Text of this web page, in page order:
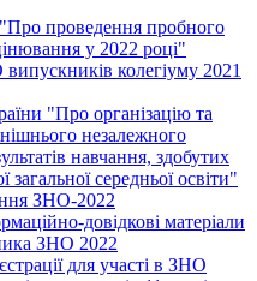
проведення пробного
у 2022 році"
колегіуму 2021
"Про організацію та
незалежного
навчання, здобутих
загальної середньої освіти"
ЗНО-2022
довідкові матеріали
ЗНО 2022
для участі в ЗНО